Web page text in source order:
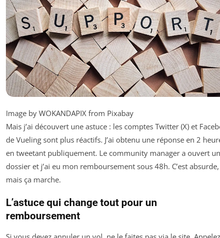
Image by WOKANDAPIX from Pixabay
Mais j’ai découvert une astuce : les comptes Twitter (X) et
de Vueling sont plus réactifs. J’ai obtenu une réponse en 2
en tweetant publiquement. Le community manager a ouvert un
dossier et j’ai eu mon remboursement sous 48h. C’est absurde,
mais ça marche.
L’astuce qui change tout pour un
remboursement